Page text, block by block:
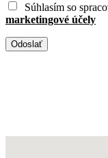
Súhlasím so
marketingové účely